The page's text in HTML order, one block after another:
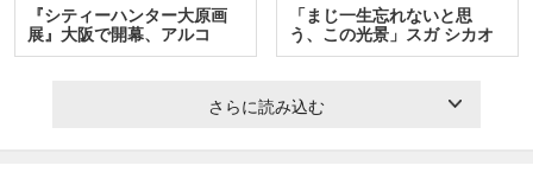
『シティーハンター大原画
展』大阪で開幕、アルコ
＆…
「まじ一生忘れないと思
う、この光景」スガ シカオ
と…
さらに読み込む